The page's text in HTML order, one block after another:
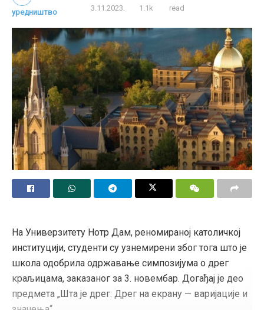
уредништво
3.11.2023. 1.1k
read
На Универзитету Нотр Дам, реномираној католичкој
институцији, студенти су узнемирени због тога што је
школа одобрила одржавање симпозијума о дрег
краљицама, заказаног за 3. новембар. Догађај је део
предмета „Шта је дрег: Дрег на екрану — варијације и